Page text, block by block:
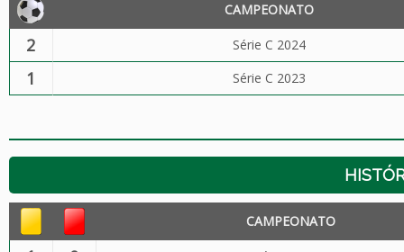
CAMPEONATO
2 Série C 2024
1 Série C 2023
CAMPEONATO